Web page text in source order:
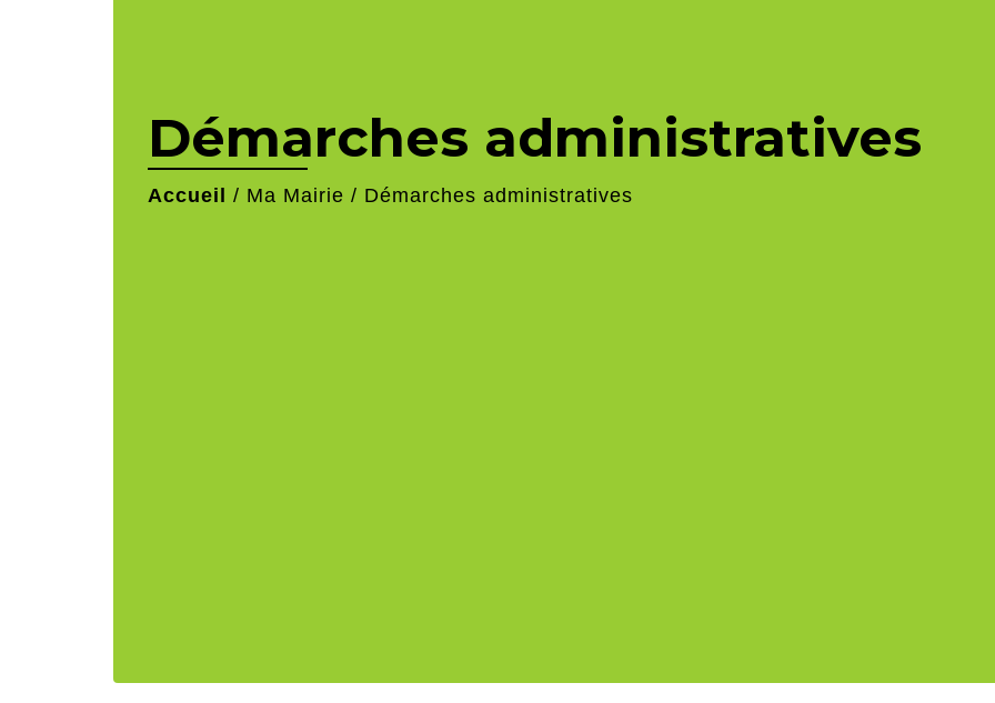
Démarches administratives
Accueil / Ma Mairie / Démarches administratives